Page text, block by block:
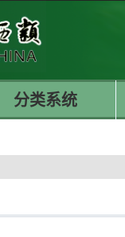
分类系统